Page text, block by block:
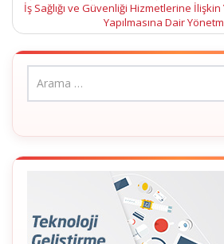
İş Sağlığı ve Güvenliği Hizmetlerine
Yapılmasına Dair